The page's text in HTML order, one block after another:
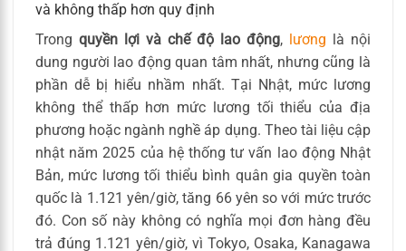
và không thấp hơn quy định
Trong quyền lợi và chế độ lao động, lương là nội
dung người lao động quan tâm nhất, nhưng cũng là
phần dễ bị hiểu nhầm nhất. Tại Nhật, mức lương
không thể thấp hơn mức lương tối thiểu của địa
phương hoặc ngành nghề áp dụng. Theo tài liệu cập
nhật năm 2025 của hệ thống tư vấn lao động Nhật
Bản, mức lương tối thiểu bình quân gia quyền toàn
quốc là 1.121 yên/giờ, tăng 66 yên so với mức trước
đó. Con số này không có nghĩa mọi đơn hàng đều
trả đúng 1.121 yên/giờ, vì Tokyo, Osaka, Kanagawa